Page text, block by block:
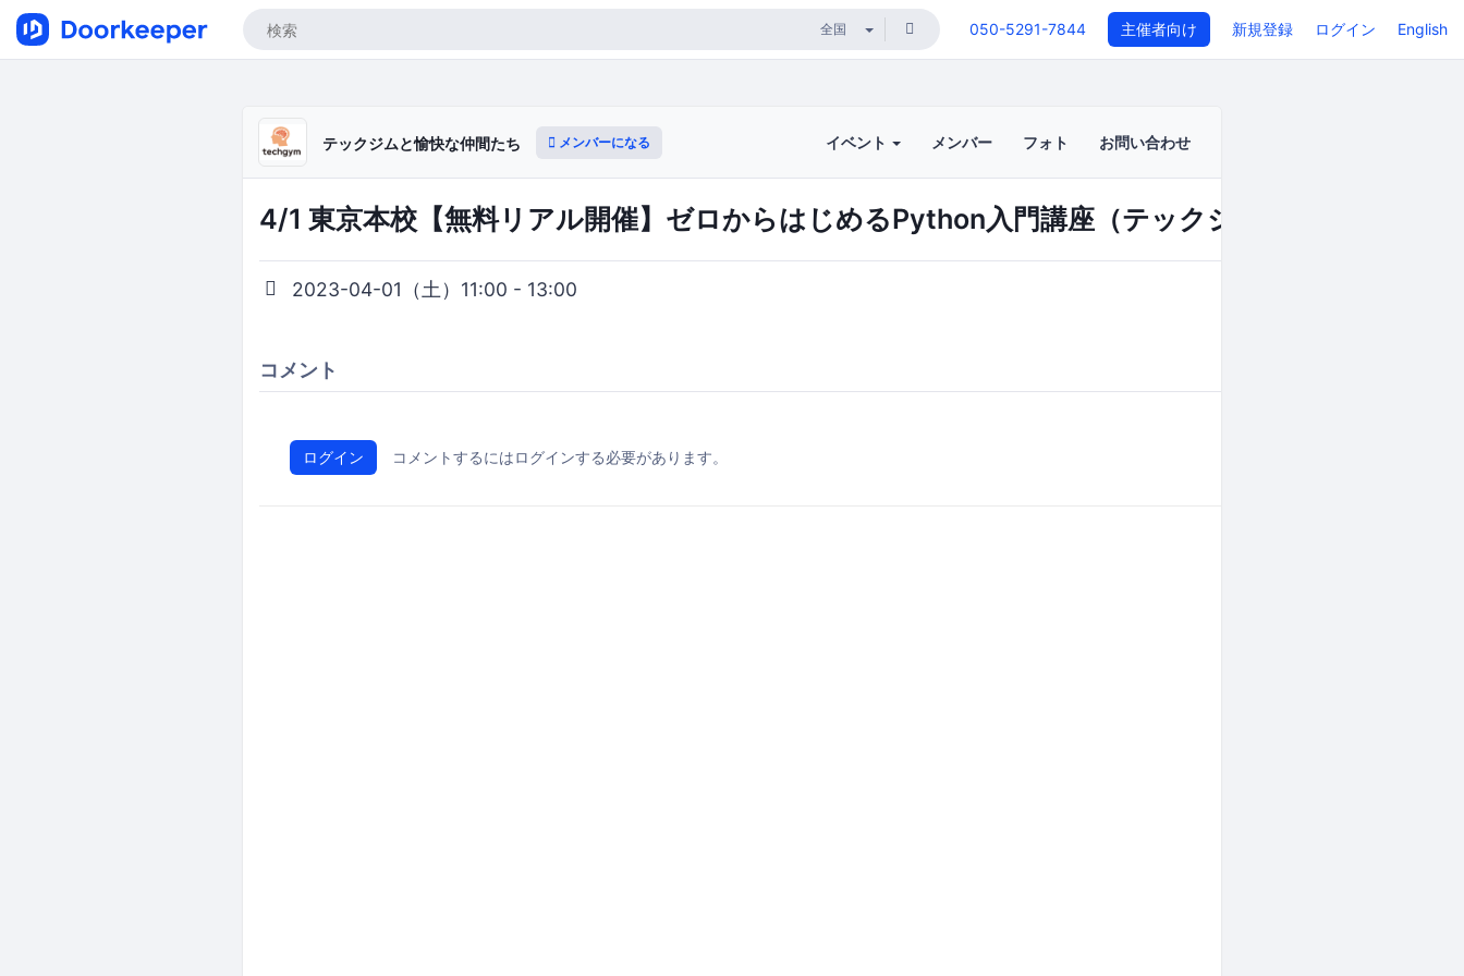
050-5291-7844 主催者向け 新規登録 ログイン English
テックジムと愉快な仲間たち メンバーになる イベント メンバー フォト お問い合わせ
4/1 東京本校【無料リアル開催】ゼロからはじめるPython入門講座（テックジム・オープン講座
2023-04-01（土）11:00 - 13:00
コメント
ログイン コメントするにはログインする必要があります。